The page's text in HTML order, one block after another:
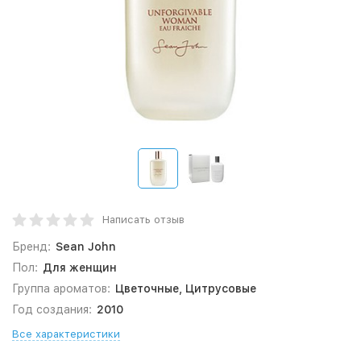
Написать отзыв
Бренд: Sean John
Пол: Для женщин
Группа ароматов: Цветочные, Цитрусовые
Год создания: 2010
Все характеристики